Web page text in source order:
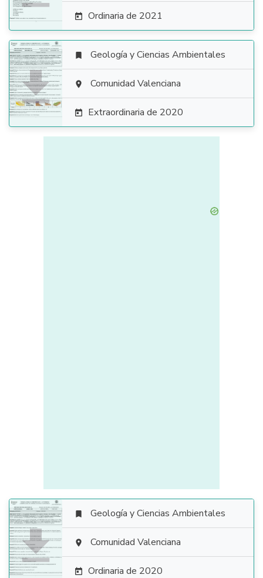
 Ordinaria de 2021

 Geología y Ciencias Ambientales
 Comunidad Valenciana
 Extraordinaria de 2020

 Geología y Ciencias Ambientales
 Comunidad Valenciana
 Ordinaria de 2020